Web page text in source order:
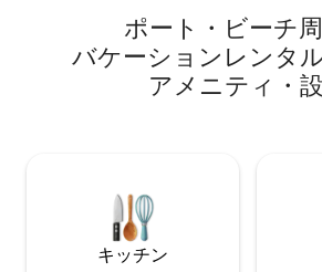
り注ぐ中庭 - 屋外風呂 「5つ星のラグジ
アリーホテルと親友の家での快適な滞
が融合した場所を想像してみてくださ
い...」 - セルフチェックイン - 柔軟なチ
ックイン/チェックアウト - 無料のお荷
ポート・ビーチ⁠
バ⁠ケ⁠ー⁠シ⁠ョ⁠ン⁠レ⁠ン⁠タ⁠
ア⁠メ⁠ニ⁠テ⁠ィ⁠・⁠
キッチン